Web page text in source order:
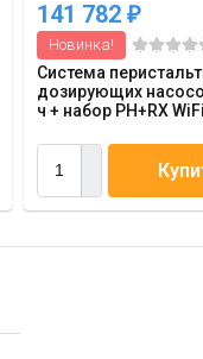
141 782 ₽
Новинка!
Система
дозирующих
ч + набор PH+RX WiFi